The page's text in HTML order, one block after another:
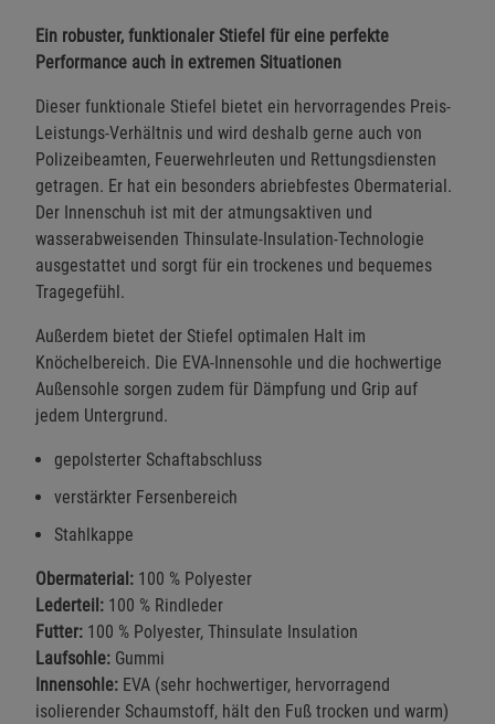
Ein robuster, funktionaler Stiefel für eine perfekte
Performance auch in extremen Situationen
Dieser funktionale Stiefel bietet ein hervorragendes Preis-
Leistungs-Verhältnis und wird deshalb gerne auch von
Polizeibeamten, Feuerwehrleuten und Rettungsdiensten
getragen. Er hat ein besonders abriebfestes Obermaterial.
Der Innenschuh ist mit der atmungsaktiven und
wasserabweisenden Thinsulate-Insulation-Technologie
ausgestattet und sorgt für ein trockenes und bequemes
Tragegefühl.
Außerdem bietet der Stiefel optimalen Halt im
Knöchelbereich. Die EVA-Innensohle und die hochwertige
Außensohle sorgen zudem für Dämpfung und Grip auf
jedem Untergrund.
gepolsterter Schaftabschluss
verstärkter Fersenbereich
Stahlkappe
Obermaterial: 100 % Polyester
Lederteil: 100 % Rindleder
Futter: 100 % Polyester, Thinsulate Insulation
Laufsohle: Gummi
Innensohle: EVA (sehr hochwertiger, hervorragend
isolierender Schaumstoff, hält den Fuß trocken und warm)